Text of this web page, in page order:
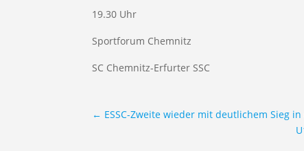
19.30 Uhr
Sportforum Chemnitz
SC Chemnitz-Erfurter SSC
← ESSC-Zweite wieder mit deutlichem Sieg